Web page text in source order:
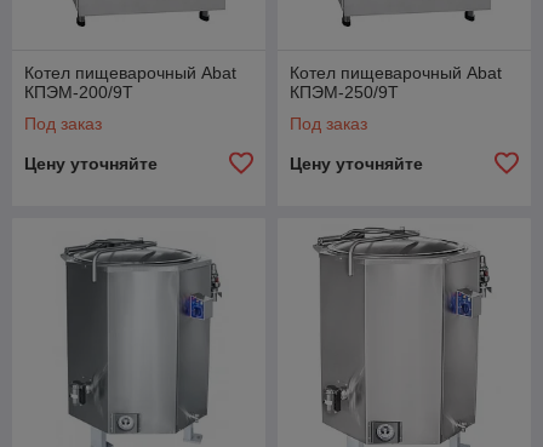
Котел пищеварочный Abat
КПЭМ-200/9Т
Под заказ
Цену уточняйте
Котел пищеварочный Abat
КПЭМ-250/9Т
Под заказ
Цену уточняйте